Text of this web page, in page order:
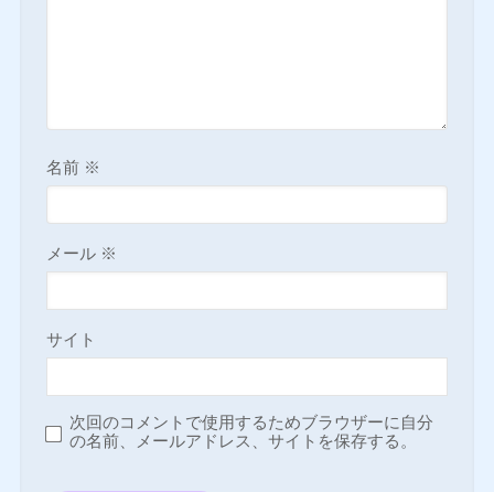
名前 ※
メール ※
サイト
次回のコメントで使用するためブラウザーに自分
の名前、メールアドレス、サイトを保存する。